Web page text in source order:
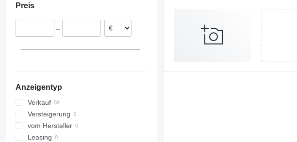
Schweiz
Italien
Preis
–
Anzeigentyp
Verkauf
Versteigerung
vom Hersteller
Leasing